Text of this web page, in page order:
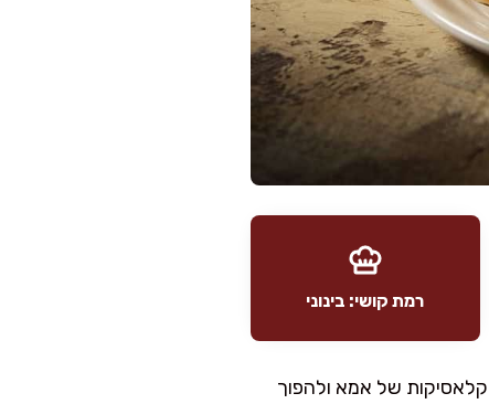
רמת קושי: בינוני
קלאסיקות של אמא ולהפוך